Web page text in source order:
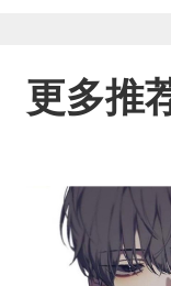
更多推